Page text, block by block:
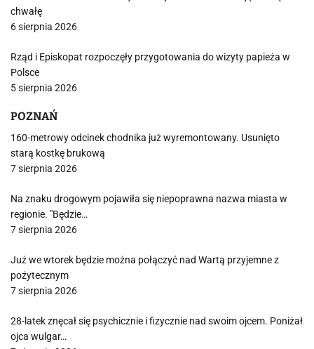
chwałę
6 sierpnia 2026
Rząd i Episkopat rozpoczęły przygotowania do wizyty papieża w
Polsce
5 sierpnia 2026
POZNAŃ
160-metrowy odcinek chodnika już wyremontowany. Usunięto
starą kostkę brukową
7 sierpnia 2026
Na znaku drogowym pojawiła się niepoprawna nazwa miasta w
regionie. "Będzie…
7 sierpnia 2026
Już we wtorek będzie można połączyć nad Wartą przyjemne z
pożytecznym
7 sierpnia 2026
28-latek znęcał się psychicznie i fizycznie nad swoim ojcem. Poniżał
ojca wulgar…